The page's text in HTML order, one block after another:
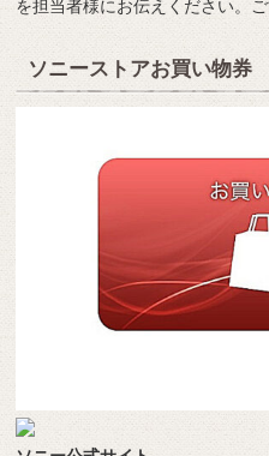
を担当者様にお伝えください。
ソニーストアお買い物券